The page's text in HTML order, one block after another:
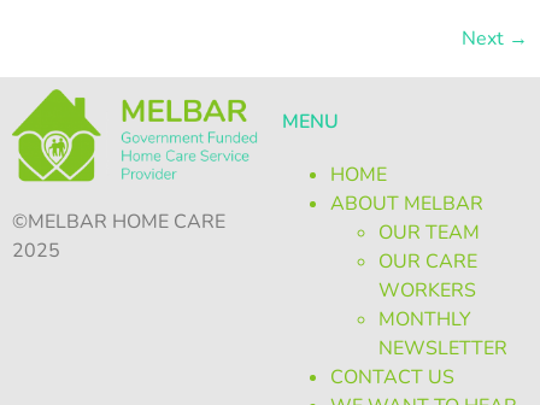
Next →
©MELBAR HOME CARE
2025
MENU
HOME
ABOUT MELBAR
OUR TEAM
OUR CARE
WORKERS
MONTHLY
NEWSLETTER
CONTACT US